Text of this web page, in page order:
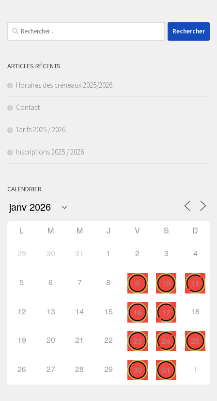
Rechercher :
ARTICLES RÉCENTS
Horaires des créneaux 2025/2026
Contact
Tarifs 2025 / 2026
Inscriptions 2025 / 2026
CALENDRIER
L M M J V S D
29 30 31 1 2 3 4
5 6 7 8 9 10 11
12 13 14 15 16 17 18
19 20 21 22 23 24 25
26 27 28 29 30 31 1